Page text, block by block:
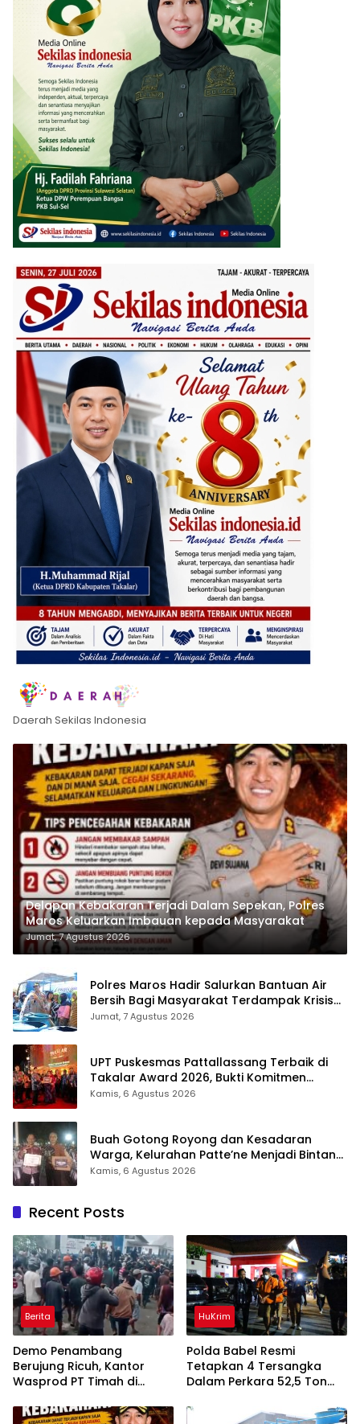
Daerah Sekilas Indonesia
Delapan Kebakaran Terjadi Dalam Sepekan, Polres
Maros Keluarkan Imbauan kepada Masyarakat
Jumat, 7 Agustus 2026
Polres Maros Hadir Salurkan Bantuan Air
Bersih Bagi Masyarakat Terdampak Krisis
Air Bersih Di Maros
Jumat, 7 Agustus 2026
UPT Puskesmas Pattallassang Terbaik di
Takalar Award 2026, Bukti Komitmen
Hadirkan Pelayanan Kesehatan Berkualitas
Kamis, 6 Agustus 2026
Buah Gotong Royong dan Kesadaran
Warga, Kelurahan Patte’ne Menjadi Bintang
Takalar Award 2026
Kamis, 6 Agustus 2026
Recent Posts
Berita
Demo Penambang
Berujung Ricuh, Kantor
Wasprod PT Timah di
HuKrim
Polda Babel Resmi
Tetapkan 4 Tersangka
Dalam Perkara 52,5 Ton
Belitung